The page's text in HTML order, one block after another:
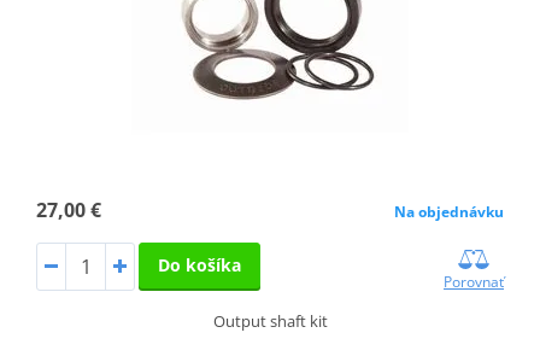
27,00 € Na objednávku
Do košíka
Porovnať
Output shaft kit